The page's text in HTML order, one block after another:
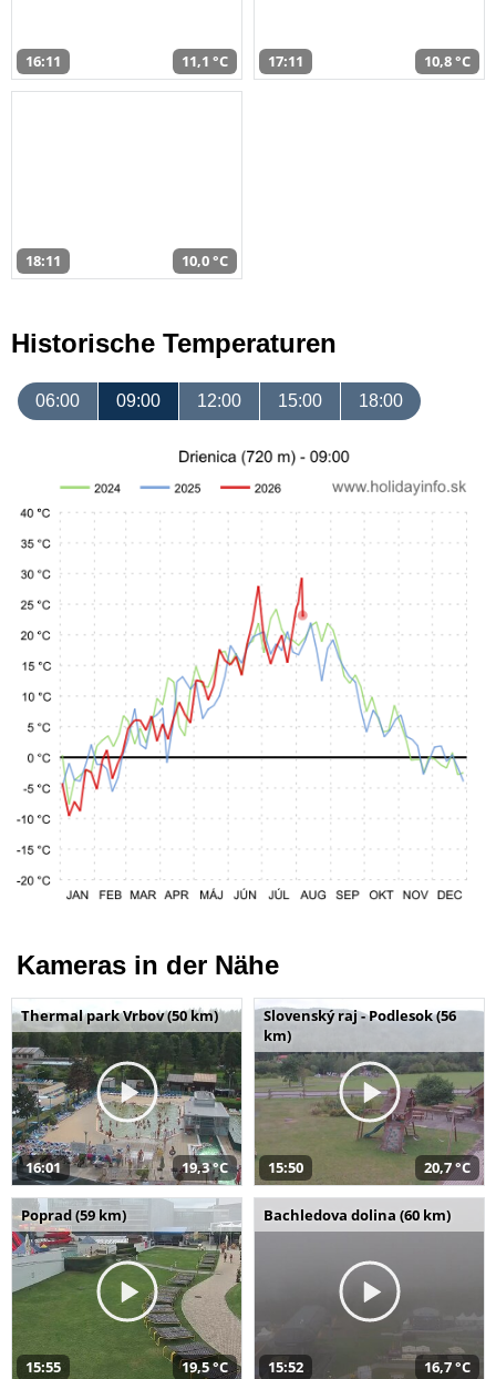
16:11 11,1 °C 17:11 10,8 °C
18:11 10,0 °C
Historische Temperaturen
06:00 09:00 12:00 15:00 18:00
Kameras in der Nähe
Thermal park Vrbov (50 km)
16:01 19,3 °C
Slovenský raj - Podlesok (56
km)
15:50 20,7 °C
Poprad (59 km)
15:55 19,5 °C
Bachledova dolina (60 km)
15:52 16,7 °C